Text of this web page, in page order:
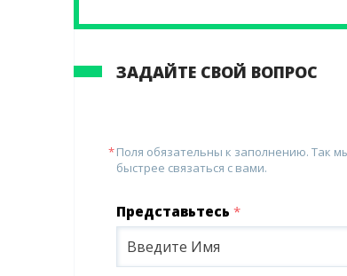
ЗАДАЙТЕ СВОЙ ВОПРОС
Поля обязательны к заполнению. Так
быстрее связаться с вами.
Представьтесь *